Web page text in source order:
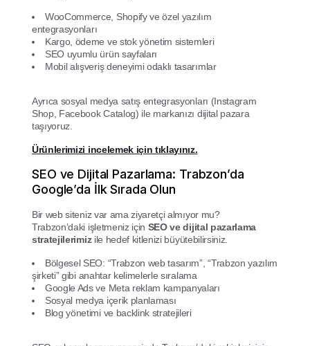
WooCommerce, Shopify ve özel yazılım
entegrasyonları
Kargo, ödeme ve stok yönetim sistemleri
SEO uyumlu ürün sayfaları
Mobil alışveriş deneyimi odaklı tasarımlar
Ayrıca sosyal medya satış entegrasyonları (Instagram
Shop, Facebook Catalog) ile markanızı dijital pazara
taşıyoruz.
Ürünlerimizi incelemek için tıklayınız.
SEO ve Dijital Pazarlama: Trabzon’da
Google’da İlk Sırada Olun
Bir web siteniz var ama ziyaretçi almıyor mu?
Trabzon’daki işletmeniz için SEO ve dijital pazarlama
stratejilerimizile hedef kitlenizi büyütebilirsiniz.
Bölgesel SEO: “Trabzon web tasarım”, “Trabzon yazılım
şirketi” gibi anahtar kelimelerle sıralama
Google Ads ve Meta reklam kampanyaları
Sosyal medya içerik planlaması
Blog yönetimi ve backlink stratejileri